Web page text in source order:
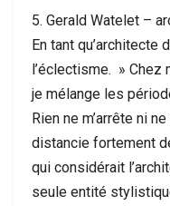
5. Gerald Watelet –
En tant qu’architecte
l’éclectisme. » Chez
je mélange les
Rien ne m’arrête ni
distancie fortement
qui considérait
seule entité